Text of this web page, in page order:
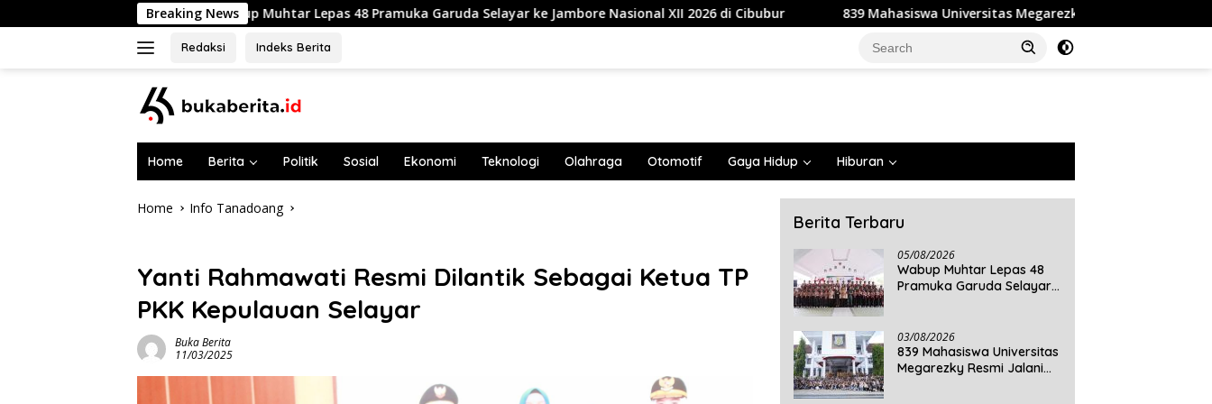
to
Breaking News
Wabup Muhtar Lepas 48 Pramuka Garuda Selayar ke Jambore Nasional XII 2026 di Cibubur 839 Mahasiswa Universitas Megarezky Resmi Jalani KKN Tematik, Siap Mengabdi
Redaksi Indeks Berita
Home Berita Politik Sosial Ekonomi Teknologi Olahraga Otomotif Gaya Hidup Hiburan
Home Info Tanadoang
Yanti Rahmawati Resmi Dilantik Sebagai Ketua TP
PKK Kepulauan Selayar
Buka Berita
11/03/2025
Berita Terbaru
05/08/2026
Wabup Muhtar Lepas 48
Pramuka Garuda Selayar
03/08/2026
839 Mahasiswa Universitas
Megarezky Resmi Jalani